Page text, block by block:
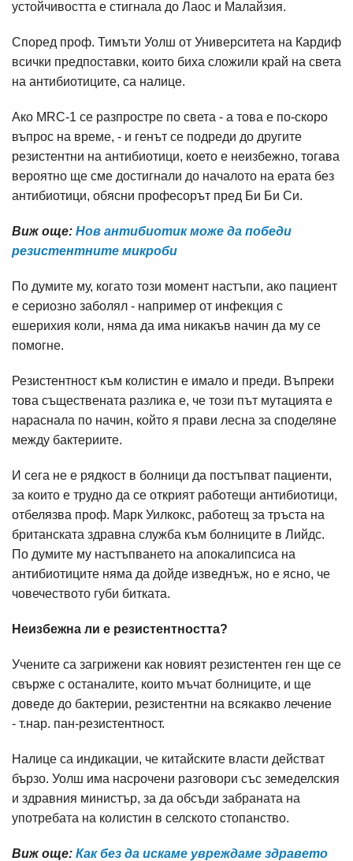
устойчивостта е стигнала до Лаос и Малайзия.
Според проф. Тимъти Уолш от Университета на Кардиф
всички предпоставки, които биха сложили край на света
на антибиотиците, са налице.
Ако MRC-1 се разпростре по света - а това е по-скоро
въпрос на време, - и генът се подреди до другите
резистентни на антибиотици, което е неизбежно, тогава
вероятно ще сме достигнали до началото на ерата без
антибиотици, обясни професорът пред Би Би Си.
Виж още: Нов антибиотик може да победи
резистентните микроби
По думите му, когато този момент настъпи, ако пациент
е сериозно заболял - например от инфекция с
ешерихия коли, няма да има никакъв начин да му се
помогне.
Резистентност към колистин е имало и преди. Въпреки
това съществената разлика е, че този път мутацията е
нараснала по начин, който я прави лесна за споделяне
между бактериите.
И сега не е рядкост в болници да постъпват пациенти,
за които е трудно да се открият работещи антибиотици,
отбелязва проф. Марк Уилкокс, работещ за тръста на
британската здравна служба към болниците в Лийдс.
По думите му настъпването на апокалипсиса на
антибиотиците няма да дойде изведнъж, но е ясно, че
човечеството губи битката.
Неизбежна ли е резистентността?
Учените са загрижени как новият резистентен ген ще се
свърже с останалите, които мъчат болниците, и ще
доведе до бактерии, резистентни на всякакво лечение
- т.нар. пан-резистентност.
Налице са индикации, че китайските власти действат
бързо. Уолш има насрочени разговори със земеделския
и здравния министър, за да обсъди забраната на
употребата на колистин в селското стопанство.
Виж още: Как без да искаме увреждаме здравето